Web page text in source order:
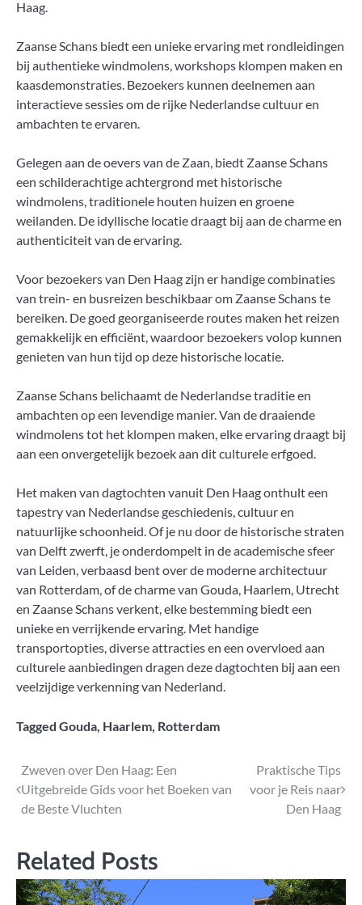
Haag.
Zaanse Schans biedt een unieke ervaring met rondleidingen
bij authentieke windmolens, workshops klompen maken en
kaasdemonstraties. Bezoekers kunnen deelnemen aan
interactieve sessies om de rijke Nederlandse cultuur en
ambachten te ervaren.
Gelegen aan de oevers van de Zaan, biedt Zaanse Schans
een schilderachtige achtergrond met historische
windmolens, traditionele houten huizen en groene
weilanden. De idyllische locatie draagt bij aan de charme en
authenticiteit van de ervaring.
Voor bezoekers van Den Haag zijn er handige combinaties
van trein- en busreizen beschikbaar om Zaanse Schans te
bereiken. De goed georganiseerde routes maken het reizen
gemakkelijk en efficiënt, waardoor bezoekers volop kunnen
genieten van hun tijd op deze historische locatie.
Zaanse Schans belichaamt de Nederlandse traditie en
ambachten op een levendige manier. Van de draaiende
windmolens tot het klompen maken, elke ervaring draagt bij
aan een onvergetelijk bezoek aan dit culturele erfgoed.
Het maken van dagtochten vanuit Den Haag onthult een
tapestry van Nederlandse geschiedenis, cultuur en
natuurlijke schoonheid. Of je nu door de historische straten
van Delft zwerft, je onderdompelt in de academische sfeer
van Leiden, verbaasd bent over de moderne architectuur
van Rotterdam, of de charme van Gouda, Haarlem, Utrecht
en Zaanse Schans verkent, elke bestemming biedt een
unieke en verrijkende ervaring. Met handige
transportopties, diverse attracties en een overvloed aan
culturele aanbiedingen dragen deze dagtochten bij aan een
veelzijdige verkenning van Nederland.
Tagged Gouda Haarlem Rotterdam
Bericht
navigatie
Zweven over Den Haag: Een
Uitgebreide Gids voor het Boeken van
de Beste Vluchten
Praktische Tips
voor je Reis naar
Den Haag
Related Posts